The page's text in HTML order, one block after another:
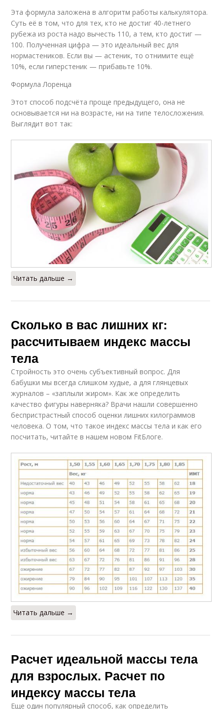
Эта формула заложена в алгоритм работы калькулятора.
Суть её в том, что для тех, кто не достиг 40-летнего
рубежа из роста надо вычесть 110, а тем, кто достиг —
100. Полученная цифра — это идеальный вес для
нормастеников. Если вы — астеник, то отнимите ещё
10%, если гиперстеник — прибавьте 10%.
Формула Лоренца
Этот способ подсчёта проще предыдущего, она не
основывается ни на возрасте, ни на типе телосложения.
Выглядит вот так:
Читать дальше →
Сколько в вас лишних кг:
рассчитываем индекс массы
тела
Стройность это очень субъективный вопрос. Для
бабушки мы всегда слишком худые, а для глянцевых
журналов – «заплыли жиром». Как же определить
качество фигуры наверняка? Врачи нашли совершенно
беспристрастный способ оценки лишних килограммов
человека. О том, что такое индекс массы тела и как его
посчитать, читайте в нашем новом FitБлоге.
Читать дальше →
Расчет идеальной массы тела
для взрослых. Расчет по
индексу массы тела
Еще один популярный способ, как определить